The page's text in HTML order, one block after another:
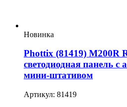
Новинка
Phottix (81419) M200R
светодиодная панель
мини-штативом
Артикул: 81419